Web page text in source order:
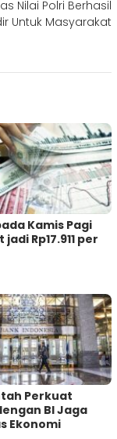
Nilai Polri Berhasil
Untuk Masyarakat
Kamis Pagi
Rp17.911 per
Perkuat
BI Jaga
Ekonomi